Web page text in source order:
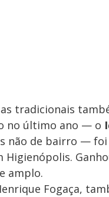
tradicionais
no último ano — o
não de bairro — foi
Higienópolis.
amplo.
Fogaça,